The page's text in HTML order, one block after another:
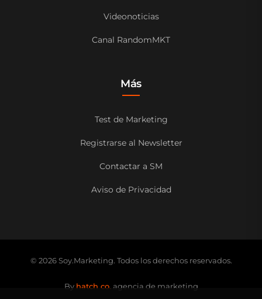
Videonoticias
Canal RandomMKT
Más
Test de Marketing
Registrarse al Newsletter
Contactar a SM
Aviso de Privacidad
© 2026 Soy.Marketing. Todos los derechos reservados.
By hatch co. agencia de marketing